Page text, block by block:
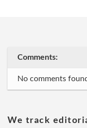
Comments:
No comments
We track